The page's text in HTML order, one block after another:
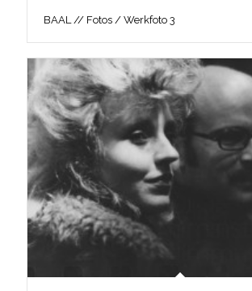
BAAL // Fotos / Werkfoto 3